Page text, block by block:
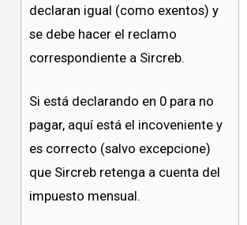
declaran igual (como exentos) y
se debe hacer el reclamo
correspondiente a Sircreb.
Si está declarando en 0 para no
pagar, aquí está el incoveniente y
es correcto (salvo excepcione)
que Sircreb retenga a cuenta del
impuesto mensual.